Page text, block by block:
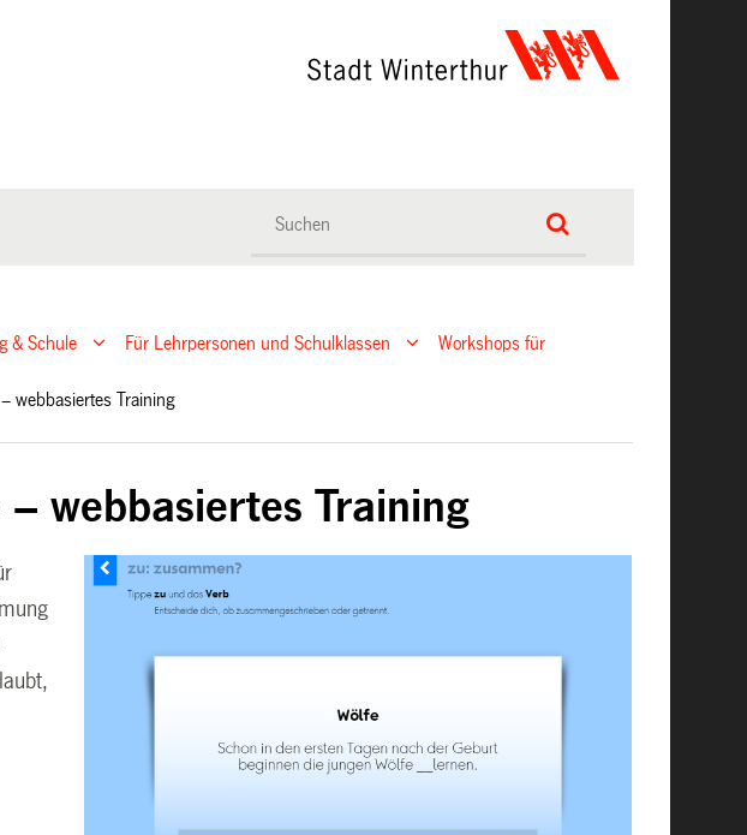
& Schule Für Lehrpersonen und Schulklassen Workshops für
webbasiertes Training
webbasiertes Training